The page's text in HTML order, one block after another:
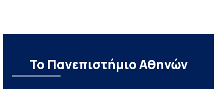
Το Πανεπιστήμιο Αθηνών